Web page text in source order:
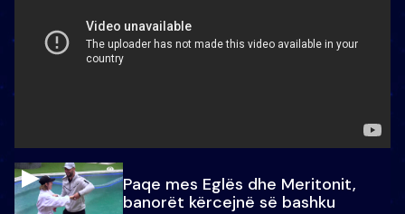
Paqe mes Eglës dhe Meritonit,
banorët kërcejnë së bashku